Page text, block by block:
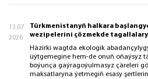
13.07
2026
Türkmenistanyň halkara
wezipelerini çözmekde
Häzirki wagtda ekologik
üýtgemegine hem-de onuň oňaýsyz
boýunça gaýragoýulmasyz çäreleri
maksatlaryna ýetmegiň esasy